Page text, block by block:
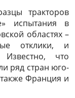
тракторов
испытания в
областях –
отклики, и
Известно, что
ряд стран юго-
Франция и